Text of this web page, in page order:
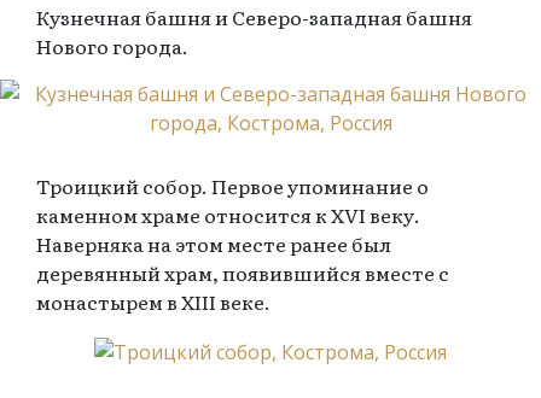
Кузнечная башня и Северо-западная башня
Нового города.
Троицкий собор. Первое упоминание о
каменном храме относится к XVI веку.
Наверняка на этом месте ранее был
деревянный храм, появившийся вместе с
монастырем в XIII веке.